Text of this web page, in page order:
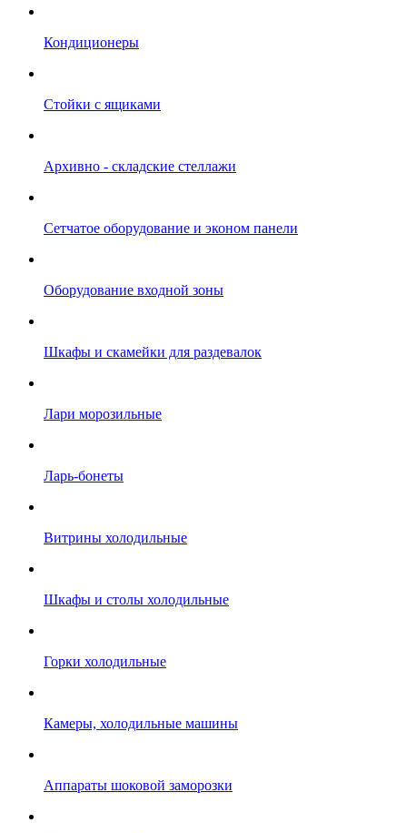
Кондиционеры
Стойки с ящиками
Архивно - складские стеллажи
Сетчатое оборудование и эконом панели
Оборудование входной зоны
Шкафы и скамейки для раздевалок
Лари морозильные
Ларь-бонеты
Витрины холодильные
Шкафы и столы холодильные
Горки холодильные
Камеры, холодильные машины
Аппараты шоковой заморозки